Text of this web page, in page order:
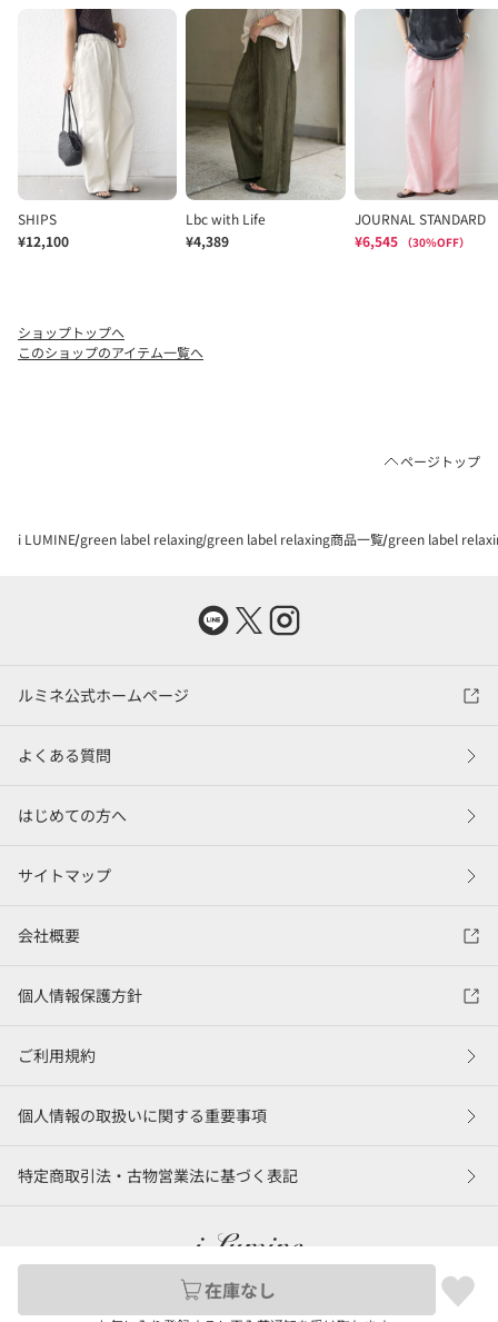
在庫なし
ショップトップへ
このショップのアイテム一覧へ
ページトップ
i LUMINE green label relaxing green label relaxing商品一覧 green label
ルミネ公式ホームページ
よくある質問
はじめての方へ
サイトマップ
会社概要
個人情報保護方針
ご利用規約
個人情報の取扱いに関する重要事項
特定商取引法・古物営業法に基づく表記
©LUMINE Co., Ltd.